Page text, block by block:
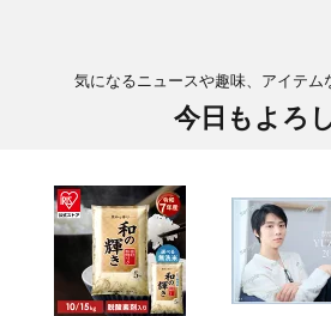
気になるニュースや趣味、アイテム
今日もよろ